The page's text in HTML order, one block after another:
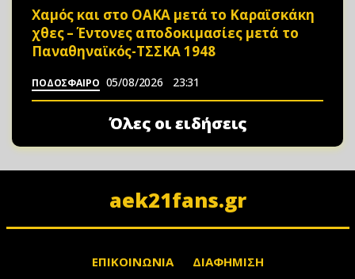
Χαμός και στο ΟΑΚΑ μετά το Καραϊσκάκη
χθες – Έντονες αποδοκιμασίες μετά το
Παναθηναϊκός-ΤΣΣΚΑ 1948
ΠΟΔΟΣΦΑΙΡΟ 05/08/2026 23:31
Όλες οι ειδήσεις
aek21fans.gr
ΕΠΙΚΟΙΝΩΝΙΑ
ΔΙΑΦΗΜΙΣΗ